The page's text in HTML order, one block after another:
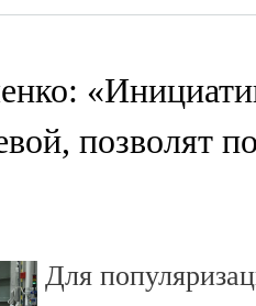
позволят
Для